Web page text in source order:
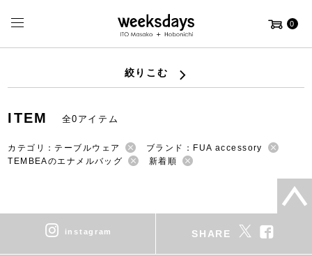
0
絞りこむ
ITEM 全0アイテム
カテゴリ：テーブルウェア
ブランド：FUA accessory
TEMBEAのエナメルバッグ
新着順
instagram SHARE